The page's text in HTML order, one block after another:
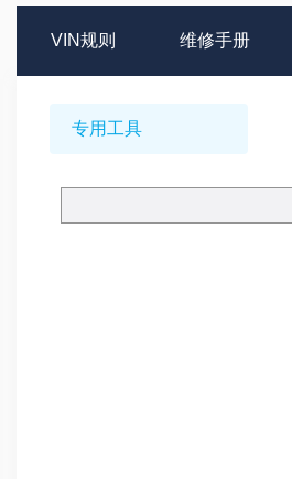
VIN规则 维修手册
专用工具